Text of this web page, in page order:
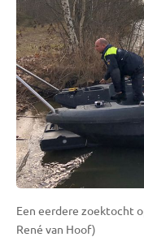
Een eerdere zoektocht
René van Hoof)